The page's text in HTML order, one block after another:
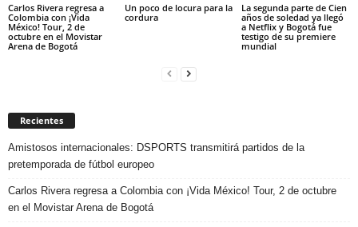
Carlos Rivera regresa a
Colombia con ¡Vida
México! Tour, 2 de
octubre en el Movistar
Arena de Bogotá
Un poco de locura para la
cordura
La segunda parte de Cien
años de soledad ya llegó
a Netflix y Bogotá fue
testigo de su premiere
mundial
Recientes
Amistosos internacionales: DSPORTS transmitirá partidos de la
pretemporada de fútbol europeo
Carlos Rivera regresa a Colombia con ¡Vida México! Tour, 2 de octubre
en el Movistar Arena de Bogotá